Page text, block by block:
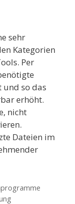
sehr
Kategorien
Per
und so das
erhöht.
nicht
Dateien im